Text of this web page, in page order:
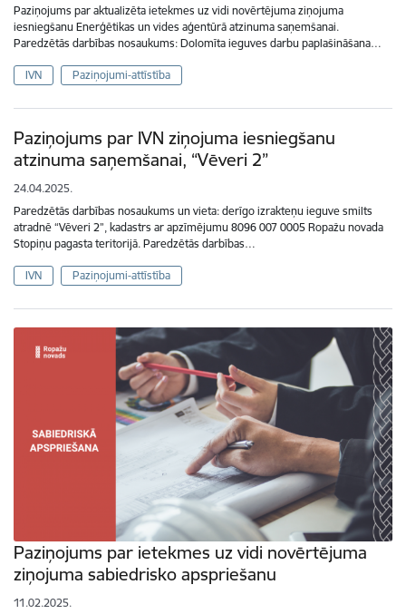
Paziņojums par aktualizēta ietekmes uz vidi novērtējuma ziņojuma
iesniegšanu Enerģētikas un vides aģentūrā atzinuma saņemšanai.
Paredzētās darbības nosaukums: Dolomīta ieguves darbu paplašināšana…
IVN Paziņojumi-attīstība
Paziņojums par IVN ziņojuma iesniegšanu
atzinuma saņemšanai, “Vēveri 2”
24.04.2025.
Paredzētās darbības nosaukums un vieta: derīgo izrakteņu ieguve smilts
atradnē “Vēveri 2”, kadastrs ar apzīmējumu 8096 007 0005 Ropažu novada
Stopiņu pagasta teritorijā. Paredzētās darbības…
IVN Paziņojumi-attīstība
Paziņojums par ietekmes uz vidi novērtējuma
ziņojuma sabiedrisko apspriešanu
11.02.2025.